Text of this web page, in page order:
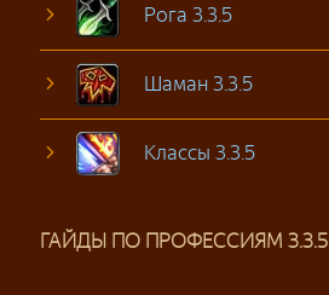
Рога 3.3.5
Шаман 3.3.5
Классы 3.3.5
ГАЙДЫ ПО ПРОФЕССИЯМ 3.3.5